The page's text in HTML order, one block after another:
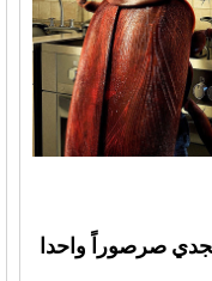
صرصوراً واحدا